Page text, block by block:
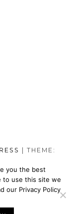
THEME:
TOP
SHOES
TOP
you the best
to use this site we
our Privacy Policy